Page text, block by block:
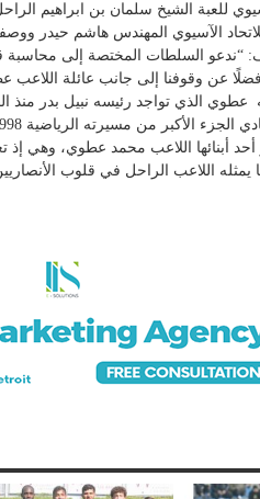
للعبة الشيخ سلمان بن ابراهيم
الآسيوي المهندس هاشم حيدر
“ندعو السلطات المختصة إلى محاسبة
فضلًا عن وقوفنا إلى جانب عائلة اللاعب
عطوي الذي تواجد رئيسه نبيل بدر منذ
أحد أبنائها اللاعب محمد عطوي، وهي
يمثله اللاعب الراحل في قلوب